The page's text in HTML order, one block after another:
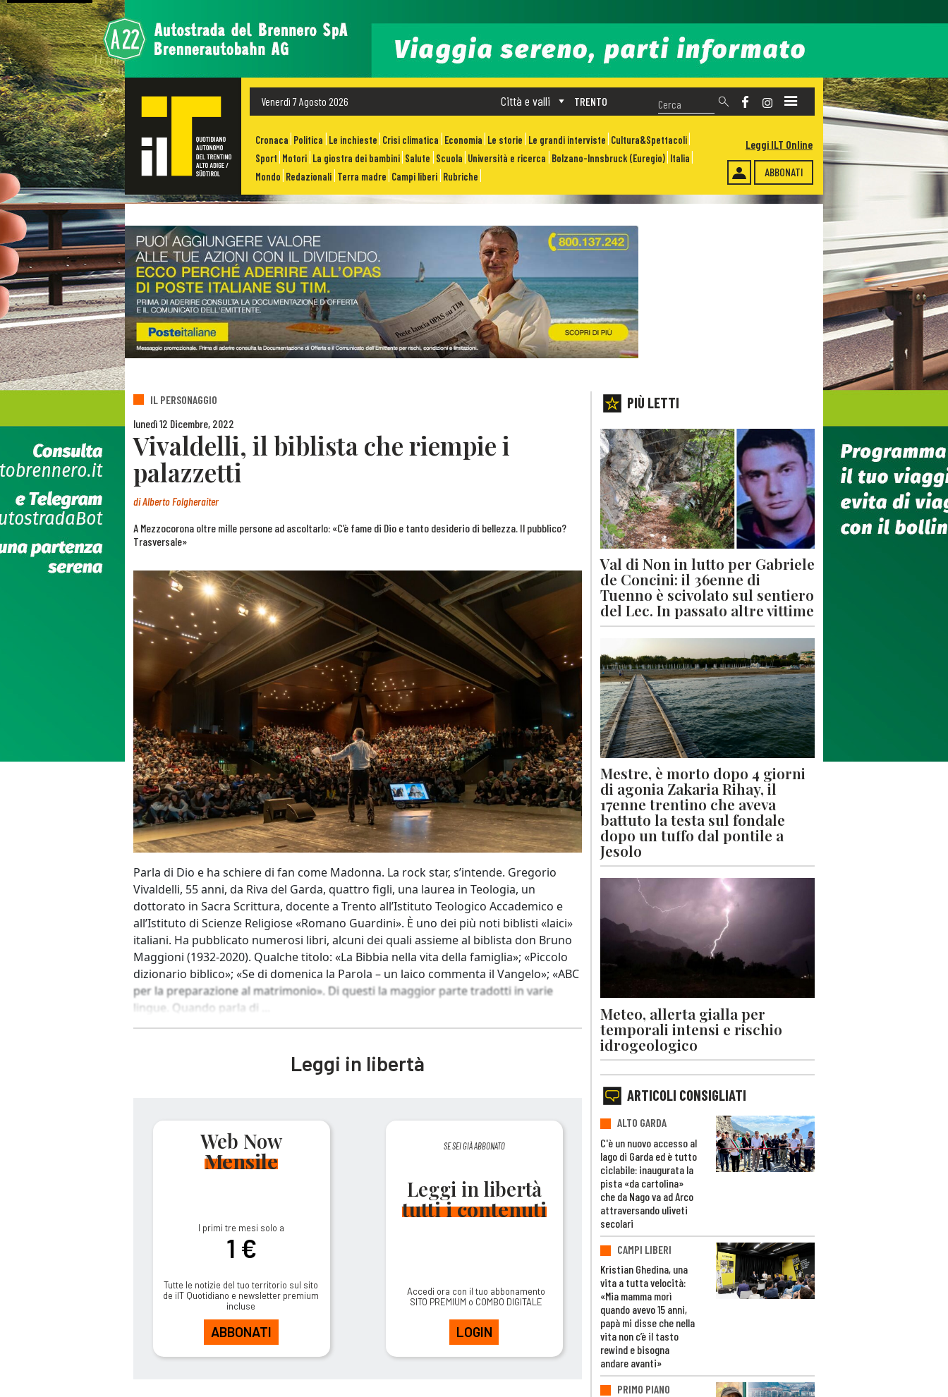
Venerdì 7 Agosto 2026 TRENTO
Città e valli
Cronaca Politica Le inchieste Crisi climatica Economia Le storie Le grandi interviste Cultura&Spettacoli
Sport Motori La giostra dei bambini Salute Scuola Università e ricerca Bolzano-Innsbruck (Euregio) Italia
Mondo Redazionali Terra madre Campi liberi Rubriche ABBONATI
Leggi ILT Online
IL PERSONAGGIO
lunedì 12 Dicembre, 2022
Vivaldelli, il biblista che riempie i
palazzetti
diAlberto Folgheraiter
A Mezzocorona oltre mille persone ad ascoltarlo: «C’è fame di Dio e tanto desiderio di bellezza. Il pubblico?
Trasversale»
Parla di Dio e ha schiere di fan come Madonna. La rock star, s’intende. Gregorio
Vivaldelli, 55 anni, da Riva del Garda, quattro figli, una laurea in Teologia, un
dottorato in Sacra Scrittura, docente a Trento all’Istituto Teologico Accademico e
all’Istituto di Scienze Religiose «Romano Guardini». È uno dei più noti biblisti «laici»
italiani. Ha pubblicato numerosi libri, alcuni dei quali assieme al biblista don Bruno
Maggioni (1932-2020). Qualche titolo: «La Bibbia nella vita della famiglia»; «Piccolo
dizionario biblico»; «Se di domenica la Parola – un laico commenta il Vangelo»; «ABC
per la preparazione al matrimonio». Di questi la maggior parte tradotti in varie
lingue. Quando parla di ...
Leggi in libertà
Web Now
Mensile
I primi tre mesi solo a
1 €
Tutte le notizie del tuo territorio sul sito
de ilT Quotidiano e newsletter premium
incluse
ABBONATI
SE SEI GIÀ ABBONATO
Leggi in libertà
tutti i contenuti
Accedi ora con il tuo abbonamento
SITO PREMIUM o COMBO DIGITALE
LOGIN
PIÙ LETTI
Val di Non in lutto per Gabriele
de Concini: il 36enne di
Tuenno è scivolato sul sentiero
del Lec. In passato altre vittime
Mestre, è morto dopo 4 giorni
di agonia Zakaria Rihay, il
17enne trentino che aveva
battuto la testa sul fondale
dopo un tuffo dal pontile a
Jesolo
Meteo, allerta gialla per
temporali intensi e rischio
idrogeologico
ARTICOLI CONSIGLIATI
ALTO GARDA
C'è un nuovo accesso al
lago di Garda ed è tutto
ciclabile: inaugurata la
pista «da cartolina»
che da Nago va ad Arco
attraversando uliveti
secolari
CAMPI LIBERI
Kristian Ghedina, una
vita a tutta velocità:
«Mia mamma morì
quando avevo 15 anni,
papà mi disse che nella
vita non c’è il tasto
rewind e bisogna
andare avanti»
PRIMO PIANO